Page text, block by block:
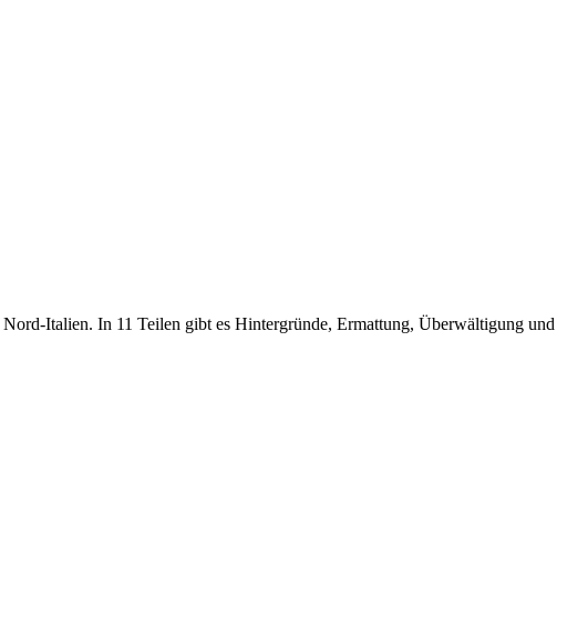
Italien. In 11 Teilen gibt es Hintergründe, Ermattung, Überwältigung und